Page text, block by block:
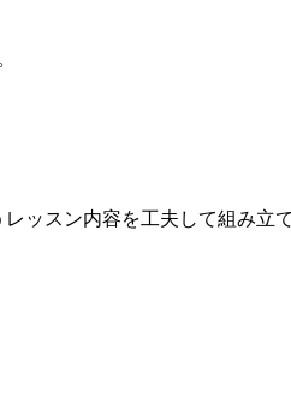
ッスン内容を工夫して組み立